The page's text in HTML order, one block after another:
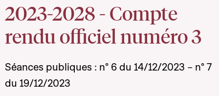
2023-2028 - Compte
rendu officiel numéro 3
Séances publiques : n° 6 du 14/12/2023 – n° 7
du 19/12/2023